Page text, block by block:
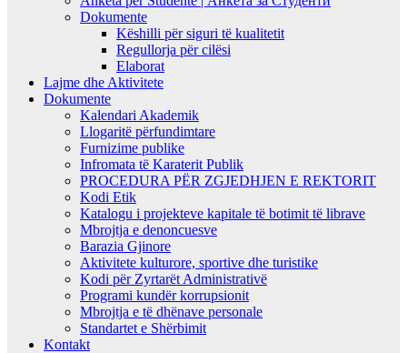
Dokumente
Këshilli për siguri të kualitetit
Regullorja për cilësi
Elaborat
Lajme dhe Aktivitete
Dokumente
Kalendari Akademik
Llogaritë përfundimtare
Furnizime publike
Infromata të Karaterit Publik
PROCEDURA PËR ZGJEDHJEN E REKTORIT
Kodi Etik
Katalogu i projekteve kapitale të botimit të librave
Mbrojtja e denoncuesve
Barazia Gjinore
Aktivitete kulturore, sportive dhe turistike
Kodi për Zyrtarët Administrativë
Programi kundër korrupsionit
Mbrojtja e të dhënave personale
Standartet e Shërbimit
Kontakt